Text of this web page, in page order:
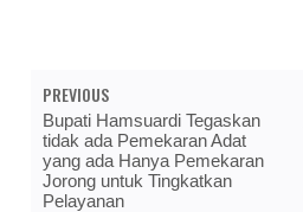
PREVIOUS
Bupati Hamsuardi Tegaskan
tidak ada Pemekaran Adat
yang ada Hanya Pemekaran
Jorong untuk Tingkatkan
Pelayanan